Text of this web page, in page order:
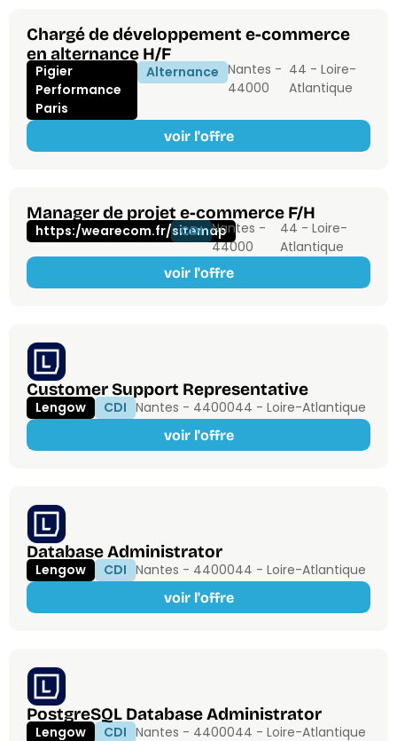
Chargé de développement e-commerce
en alternance H/F
Pigier
Performance
Paris
Alternance Nantes -
44000
44 - Loire-
Atlantique
voir l'offre
Manager de projet e-commerce F/H
https:/wearecom.fr/sitemap
CDI Nantes -
44000
44 - Loire-
Atlantique
voir l'offre
Customer Support Representative
Lengow CDI Nantes - 4400044 - Loire-Atlantique
voir l'offre
Database Administrator
Lengow CDI Nantes - 4400044 - Loire-Atlantique
voir l'offre
PostgreSQL Database Administrator
Lengow CDI Nantes - 4400044 - Loire-Atlantique